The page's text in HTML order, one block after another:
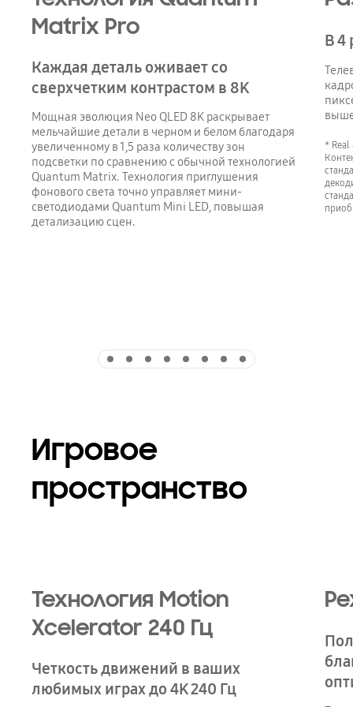
Matrix Pro
Каждая деталь оживает со
сверхчетким контрастом в 8K
Мощная эволюция Neo QLED 8K раскрывает
мельчайшие детали в черном и белом благодаря
увеличенному в 1,5 раза количеству зон
подсветки по сравнению с обычной технологией
Quantum Matrix. Технология приглушения
фонового света точно управляет мини-
светодиодами Quantum Mini LED, повышая
детализацию сцен.
В 4
* Real
Игровое
пространство
Технология Motion
Xcelerator 240 Гц
Четкость движений в ваших
любимых играх до 4K 240 Гц